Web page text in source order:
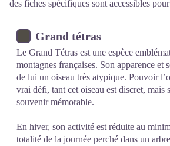
des fiches spécifiques sont accessibles
Grand tétras
Le Grand Tétras est une espèce
montagnes françaises. Son apparence et
de lui un oiseau très atypique. Pouvoir
vrai défi, tant cet oiseau est discret, mais
souvenir mémorable.
En hiver, son activité est réduite au
totalité de la journée perché dans un